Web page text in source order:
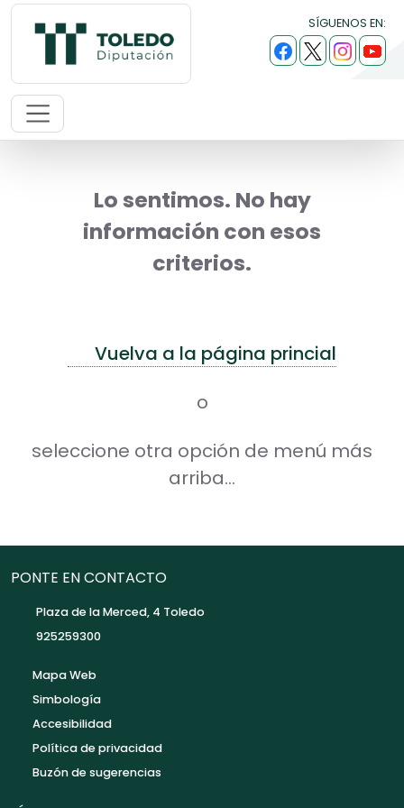
SÍGUENOS EN:
Lo sentimos. No hay
información con esos
criterios.
Vuelva a la página princial
o
seleccione otra opción de menú más
arriba...
PONTE EN CONTACTO
Plaza de la Merced, 4 Toledo
925259300
Mapa Web
Simbología
Accesibilidad
Política de privacidad
Buzón de sugerencias